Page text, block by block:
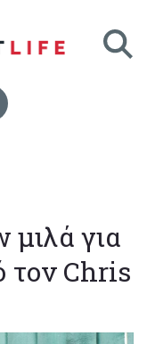
για
τον Chris